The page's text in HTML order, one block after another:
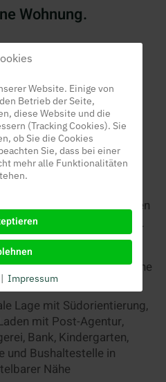
Wohnung.
54 m2
mit Lift
moderner Ausbau mit
und Teppichböden
Küche mit V-Zug Geräten
grosszügiges Badezimmer
WC
Sitzplatz, kinderfreundliche
Parkplätze
Lage mit Südorientierung,
mit Post-Agentur,
Bank, Kindergarten,
und Bushaltestelle in
Nähe
Website. Einige von
Betrieb der Seite,
diese Website und die
(Tracking Cookies). Sie
ob Sie die Cookies
Sie, dass bei einer
mehr alle Funktionalitäten
| Impressum